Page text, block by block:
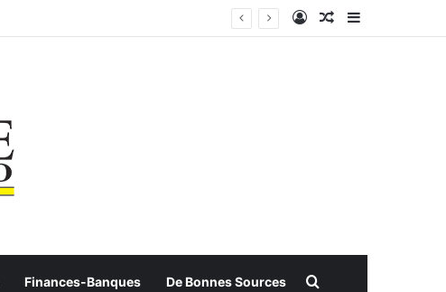
ConnexionArticle Aléatoire
Finances-Banques De Bonnes Sources Rechercher